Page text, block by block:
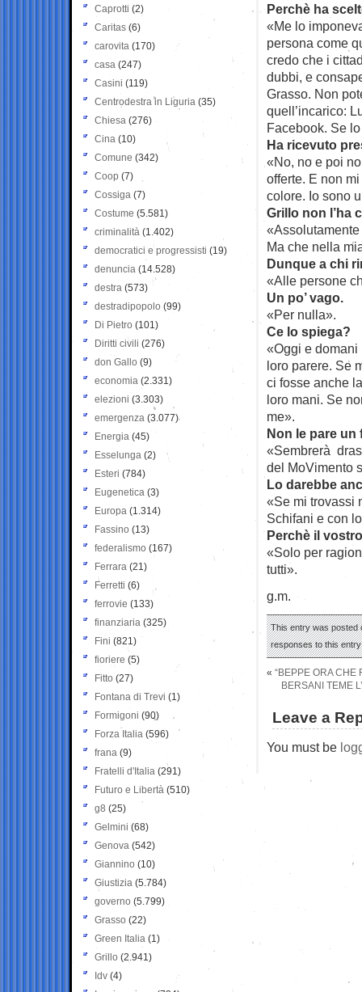
Perchè ha
«Me lo
persona come
credo che i
dubbi, e
Grasso. Non
quell’incarico:
Facebook. Se
Ha ricevuto
«No, no e poi
offerte. E non
colore. Io sono
Grillo non l’ha
Ma che nella
Dunque a chi
«Alle persone
Un po’ vago.
«Per nulla».
Ce lo spiega?
«Oggi e domani
loro parere. Se
ci fosse anche
loro mani. Se
me».
Non le pare
«Sembrerà
del MoVimento
Lo darebbe
«Se mi trovassi
Schifani e con
Perchè il
«Solo per
tutti».
g.m.
This entry was posted
responses to this
« “BEPPE ORA CHE
BERSANI TEME
Leave a
You must be
Caprotti (2)
Caritas (6)
carovita (170)
casa (247)
Casini (119)
Centrodestra in Liguria (35)
Chiesa (276)
Cina (10)
Comune (342)
Coop (7)
Cossiga (7)
Costume (5.581)
criminalità (1.402)
democratici e progressisti (19)
denuncia (14.528)
destra (573)
destradipopolo (99)
Di Pietro (101)
Diritti civili (276)
don Gallo (9)
economia (2.331)
elezioni (3.303)
emergenza (3.077)
Energia (45)
Esselunga (2)
Esteri (784)
Eugenetica (3)
Europa (1.314)
Fassino (13)
federalismo (167)
Ferrara (21)
Ferretti (6)
ferrovie (133)
finanziaria (325)
Fini (821)
fioriere (5)
Fitto (27)
Fontana di Trevi (1)
Formigoni (90)
Forza Italia (596)
frana (9)
Fratelli d'Italia (291)
Futuro e Libertà (510)
g8 (25)
Gelmini (68)
Genova (542)
Giannino (10)
Giustizia (5.784)
governo (5.799)
Grasso (22)
Green Italia (1)
Grillo (2.941)
Idv (4)